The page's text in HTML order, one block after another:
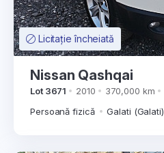
Licitație încheiată
Nissan Qashqai
Lot 3671 2010 370,000 km
Persoană fizică
Galati (Galati)